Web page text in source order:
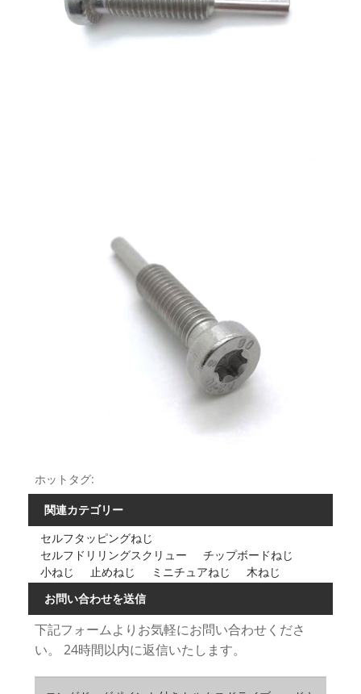
ホットタグ:
関連カテゴリー
セルフタッピングねじ
セルフドリリングスクリュー
チップボードねじ
小ねじ
止めねじ ミニチュアねじ
木ねじ
お問い合わせを送信
下記フォームよりお気軽にお問い合わせくださ
い。 24時間以内に返信いたします。